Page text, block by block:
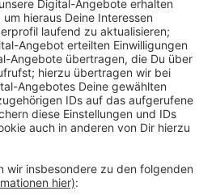
dem Laufenden
bleiben!
- mit unserem kostenlosen
Newsletter. Ob Nachrichten,
neuesten Aktionen - wir